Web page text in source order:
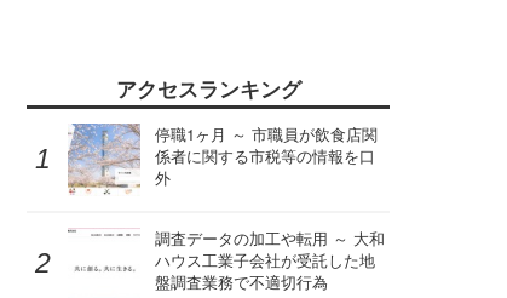
アクセスランキング
停職1ヶ月 ～ 市職員が飲食店関
係者に関する市税等の情報を口
外
調査データの加工や転用 ～ 大和
ハウス工業子会社が受託した地
盤調査業務で不適切行為